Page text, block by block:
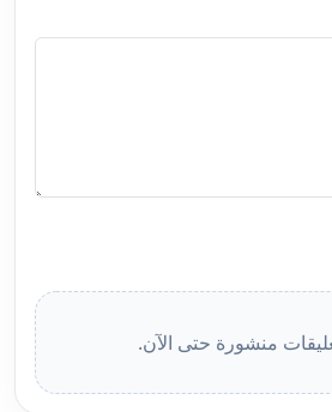
منشورة حتى الآن.